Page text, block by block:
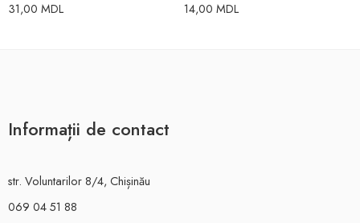
31,00 MDL 14,00 MDL
Informații de contact
str. Voluntarilor 8/4, Chișinău
069 04 51 88